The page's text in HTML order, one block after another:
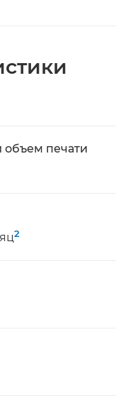
печати
2